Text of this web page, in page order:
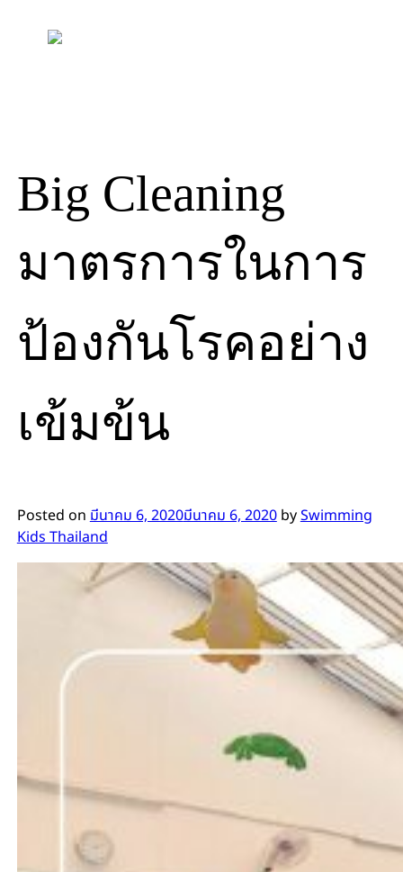
Big Cleaning
มาตรการในการ
ป้องกันโรคอย่าง
เข้มข้น
Posted onมีนาคม 6, 2020มีนาคม 6, 2020bySwimming
Kids Thailand